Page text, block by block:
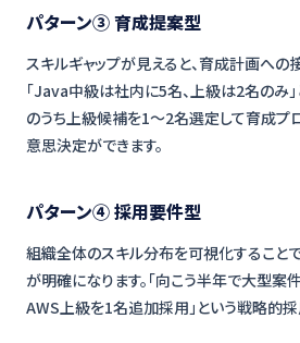
パターン③ 育成提案型
スキルギャップが見えると、育成計画への
「Java中級は社内に5名、上級は2名のみ
のうち上級候補を1〜2名選定して育成プ
意思決定ができます。
パターン④ 採用要件型
組織全体のスキル分布を可視化することで
が明確になります。「向こう半年で大型案
AWS上級を1名追加採用」という戦略的採